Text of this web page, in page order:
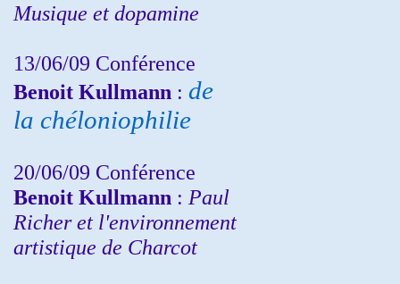
Musique et dopamine
13/06/09 Conférence
Benoit Kullmann : de
la chéloniophilie
20/06/09 Conférence
Benoit Kullmann : Paul
Richer et l'environnement
artistique de Charcot